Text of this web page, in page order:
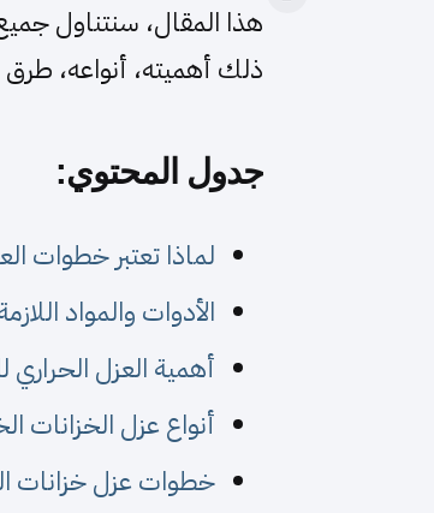
هذا المقال، سنتناول
ذلك أهميته، أنواعه،
جدول المحتوي:
لماذا تعتبر خطوات
الأدوات والمواد
أهمية العزل الحراري
أنواع عزل الخزانات
خطوات عزل خزانات